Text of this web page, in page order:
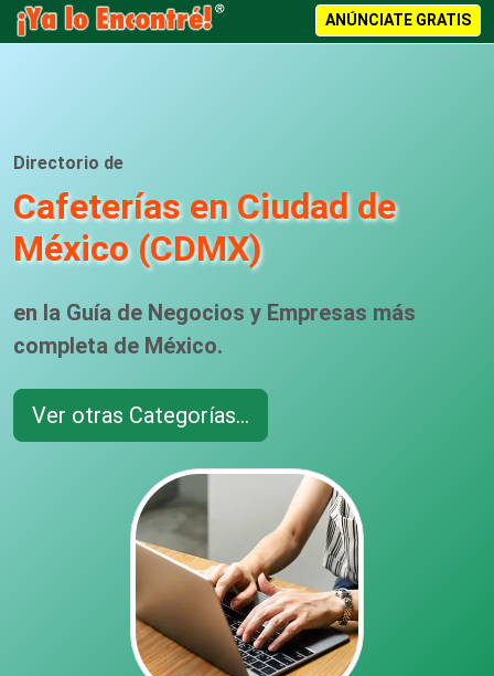
ANÚNCIATE GRATIS
Directorio de
Cafeterías en Ciudad de
México (CDMX)
en la Guía de Negocios y Empresas más
completa de México.
Ver otras Categorías...